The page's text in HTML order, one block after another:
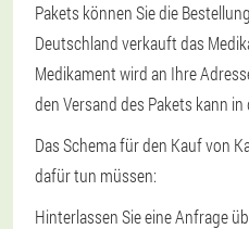
Pakets können Sie die
Deutschland verkauft das
Medikament wird an Ihre
den Versand des Pakets kann
Das Schema für den Kauf von
dafür tun müssen:
Hinterlassen Sie eine Anfrage